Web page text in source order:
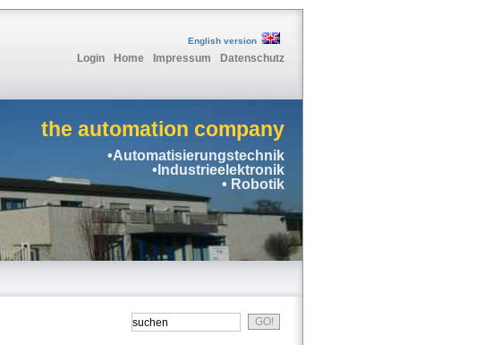
English version
Login Home Impressum Datenschutz
the automation company
•Automatisierungstechnik
•Industrieelektronik
• Robotik